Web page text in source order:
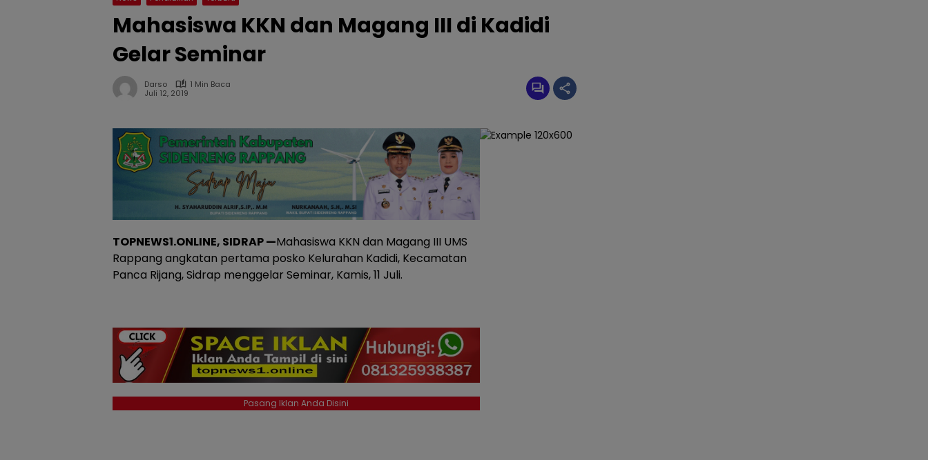
Mahasiswa KKN dan Magang III di Kadidi
Gelar Seminar
Darso
1 Min Baca
Juli 12, 2019
TOPNEWS1.ONLINE, SIDRAP —Mahasiswa KKN dan Magang III UMS
Rappang angkatan pertama posko Kelurahan Kadidi, Kecamatan
Panca Rijang, Sidrap menggelar Seminar, Kamis, 11 Juli.
Pasang Iklan Anda Disini